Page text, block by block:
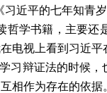
近平的七年知青岁
哲学书籍，主要
电视上看到习近
习辩证法的时候
相作为存在的依